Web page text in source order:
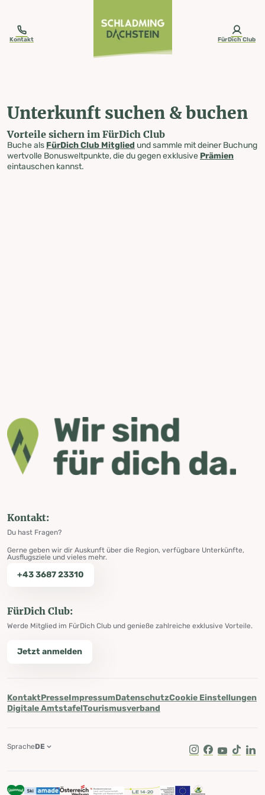
Kontakt FürDich Club
Unterkunft suchen & buchen
Vorteile sichern im FürDich Club
Buche als FürDich Club Mitglied und sammle mit deiner Buchung
wertvolle Bonusweltpunkte, die du gegen exklusive Prämien
eintauschen kannst.
Kontakt:
Du hast Fragen?
Gerne geben wir dir Auskunft über die Region, verfügbare Unterkünfte,
Ausflugsziele und vieles mehr.
+43 3687 23310
FürDich Club:
Werde Mitglied im FürDich Club und genieße zahlreiche exklusive Vorteile.
Jetzt anmelden
KontaktPresseImpressumDatenschutzCookie Einstellungen
Digitale AmtstafelTourismusverband
Instagram
Facebook
Youtube
Tik Tok
SpracheDE